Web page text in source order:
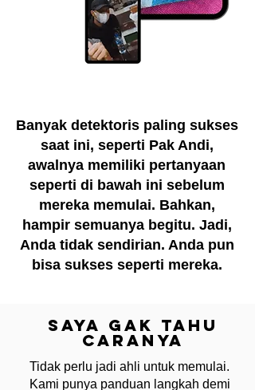
Banyak detektoris paling sukses
saat ini, seperti Pak Andi,
awalnya memiliki pertanyaan
seperti di bawah ini sebelum
mereka memulai. Bahkan,
hampir semuanya begitu. Jadi,
Anda tidak sendirian. Anda pun
bisa sukses seperti mereka.
Saya Gak Tahu
Caranya
Tidak perlu jadi ahli untuk memulai.
Kami punya panduan langkah demi